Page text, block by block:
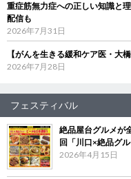
重症筋無力症への正しい知識と
配信も
2026年7月31日
【がんを生きる緩和ケア医・大
2026年7月28日
フェスティバル
絶品屋台グルメが
回「川口×絶品グ
2026年4月15日